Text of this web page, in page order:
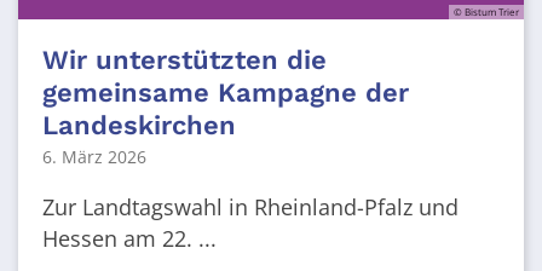
© Bistum Trier
Wir unterstützten die
gemeinsame Kampagne der
Landeskirchen
6. März 2026
Zur Landtagswahl in Rheinland-Pfalz und
Hessen am 22. ...